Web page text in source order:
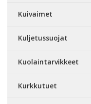
Kuivaimet
Kuljetussuojat
Kuolaintarvikkeet
Kurkkutuet